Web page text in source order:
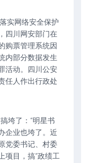
实网络安全保护
四川网安部门在
购票管理系统因
内部分数据发生
活动。四川公安
任人作出行政处
垮了：“明星书
企业也垮了。近
党委书记、村委
项目，搞“政绩工